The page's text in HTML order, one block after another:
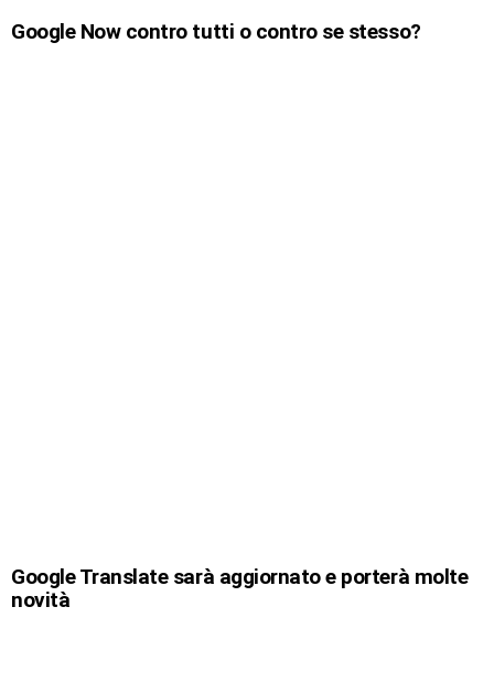
Google Now contro tutti o contro se stesso?
Google Translate sarà aggiornato e porterà molte
novità